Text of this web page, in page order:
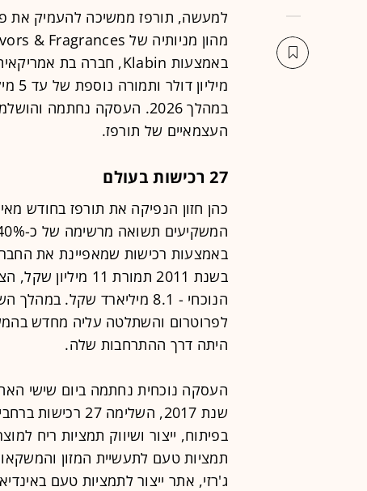
העצמאיים של תורפז.
27 רכישות בעולם
כהן חזון הנפיקה את תורפז בחודש
באמצעות רכישות שמאפיינת את
בשנת 2011 תמורת
הנוכחי - 8.1 מיליארד שקל.
לפרוטרום והשתלטה עליה מחדש
היתה דרך ההתרחבות שלה.
העסקה נוכחית נחתמה ביום שישי
שנת 2017,
בפיתוח, ייצור ושיווק תמציות ריח
תמציות טעם לתעשיית המזון
ג'רזי, אתר ייצור לתמציות טעם